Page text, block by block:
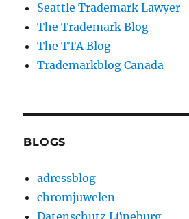
Seattle Trademark Lawyer
The Trademark Blog
The TTA Blog
Trademarkblog Canada
BLOGS
adressblog
chromjuwelen